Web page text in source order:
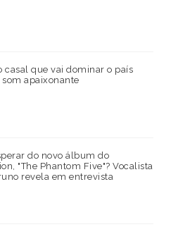
casal que vai dominar o país
apaixonante
do novo álbum do
"The Phantom Five"? Vocalista
revela em entrevista